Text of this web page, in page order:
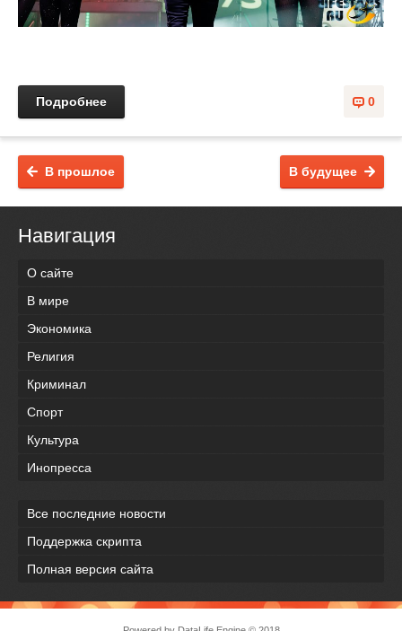
0
Подробнее
В будущее
В прошлое
Навигация
О сайте
В мире
Экономика
Религия
Криминал
Спорт
Культура
Инопресса
Все последние новости
Поддержка скрипта
Полная версия сайта